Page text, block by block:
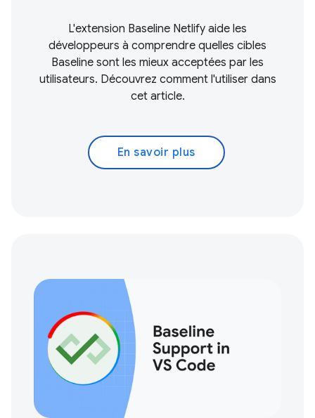
L'extension Baseline Netlify aide les
développeurs à comprendre quelles cibles
Baseline sont les mieux acceptées par les
utilisateurs. Découvrez comment l'utiliser dans
cet article.
En savoir plus